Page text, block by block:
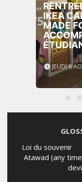
Loi du souvenir
Atawad (any